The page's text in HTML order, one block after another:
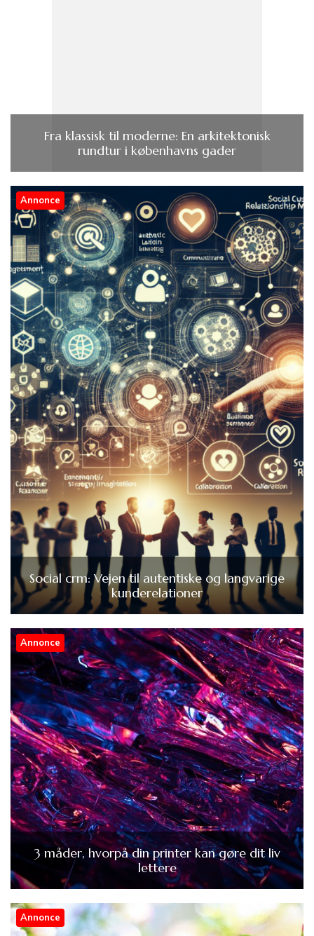
Fra klassisk til moderne: En arkitektonisk
rundtur i københavns gader
Annonce
Social crm: Vejen til autentiske og langvarige
kunderelationer
Annonce
3 måder, hvorpå din printer kan gøre dit liv
lettere
Annonce